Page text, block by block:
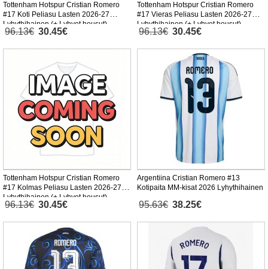
Tottenham Hotspur Cristian Romero
#17 Koti Peliasu Lasten 2026-27
Lyhythihainen (+ Lyhyet housut)
96.13€ 30.45€
Tottenham Hotspur Cristian Romero
#17 Vieras Peliasu Lasten 2026-27
Lyhythihainen (+ Lyhyet housut)
96.13€ 30.45€
Tottenham Hotspur Cristian Romero
#17 Kolmas Peliasu Lasten 2026-27
Lyhythihainen (+ Lyhyet housut)
96.13€ 30.45€
Argentiina Cristian Romero #13
Kotipaita MM-kisat 2026 Lyhythihainen
95.63€ 38.25€